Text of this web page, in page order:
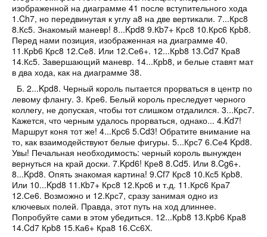
изображенной на диаграмме 41 после вступительного хода
1.Ch7, но передвинутая к углу а8 на две вертикали. 7...Крс8
8.Кс5. Знакомый маневр! 8...Kpd8 9.Кb7+ Крс8 10.Крc6 Крb8.
Перед нами позиция, изображенная на диаграмме 40.
11.Крb6 Крс8 12.Се8. Или 12.Се6+. 12...Крb8 13.Cd7 Кра8
14.Кс5. Завершающий маневр. 14...Крb8, и белые ставят мат
в два хода, как на диаграмме 38.
Б. 2...Kpd8. Черный король пытается прорваться в центр по
левому флангу. 3. Кре6. Белый король преследует черного
коллегу, не допуская, чтобы тот слишком отдалился. 3...Крс7.
Кажется, что черным удалось прорваться, однако... 4.Kd7!
Маршрут коня тот же! 4...Крc6 5.Cd3! Обратите внимание на
то, как взаимодействуют белые фигуры. 5...Крс7 6.Се4 Kpd8.
Увы! Печальная необходимость: черный король вынужден
вернуться на край доски. 7.Kpd6! Кре8 8.Cd5. Или 8.Cg6+.
8...Kpd8. Опять знакомая картина! 9.Cf7 Крс8 10.Кс5 Крb8.
Или 10...Kpd8 11.Кb7+ Крс8 12.Крc6 и т.д. 11.Крc6 Кра7
12.Се6. Возможно и 12.Крс7, сразу занимая одно из
ключевых полей. Правда, этот путь на ход длиннее.
Попробуйте сами в этом убедиться. 12...Крb8 13.Крb6 Кра8
14.Cd7 Крb8 15.Ка6+ Кра8 16.Сс6Х.